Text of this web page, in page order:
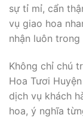
sự tỉ mỉ, cẩn
vụ giao hoa
nhận luôn
Không chỉ chú
Hoa Tươi
dịch vụ khách
hoa, ý nghĩa